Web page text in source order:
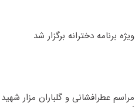
ویژه برنامه دخترانه برگزار شد
مراسم عطرافشانی و گلباران مزار شهید